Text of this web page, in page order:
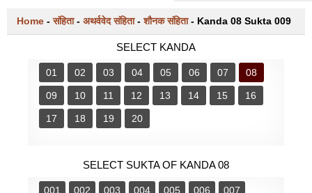
Home -संहिता- अथर्ववेद संहिता-शौनक संहिता- Kanda 08 Sukta 009
SELECT KANDA
01 02 03 04 05 06 07 08
09 10 11 12 13 14 15 16
17 18 19 20
SELECT SUKTA OF KANDA 08
001 002 003 004 005 006
007